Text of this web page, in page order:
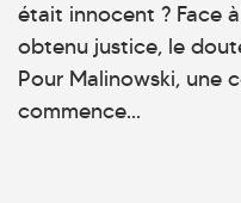
était innocent ? Face
obtenu justice, le
Pour Malinowski, une
commence...